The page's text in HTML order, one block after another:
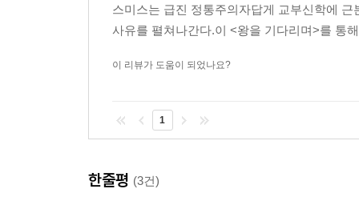
- 크리스틴 디드 존슨 (웨스턴 신학교, 『정의의 소
이것은 국가가 사랑을 빚어 가는 실천의 배양
구성해야 한다는 진리다. 『왕을 기다리며』는
분야에 적용될 수 있다.
스미스는 급진 정통주의자답게 교부신학에
사유를 펼쳐나간다.이 <왕을 기다리며>를 통
이 리뷰가 도움이 되었나요?
1
한줄평 (3건)